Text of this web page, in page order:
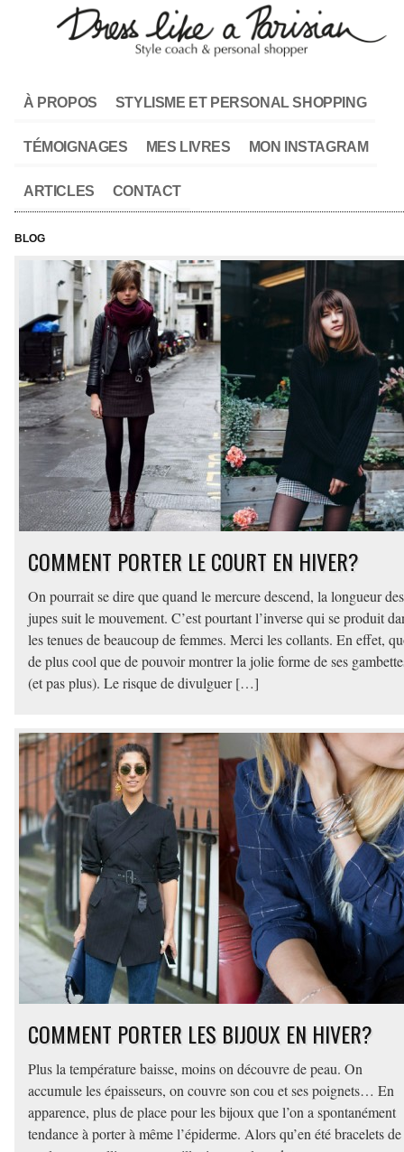
À PROPOS STYLISME ET PERSONAL SHOPPING
TÉMOIGNAGES MES LIVRES MON INSTAGRAM
ARTICLES CONTACT
BLOG
COMMENT PORTER LE COURT EN HIVER?
On pourrait se dire que quand le mercure descend, la longueur des
jupes suit le mouvement. C’est pourtant l’inverse qui se produit
les tenues de beaucoup de femmes. Merci les collants. En effet,
de plus cool que de pouvoir montrer la jolie forme de ses
(et pas plus). Le risque de divulguer […]
COMMENT PORTER LES BIJOUX EN HIVER?
Plus la température baisse, moins on découvre de peau. On
accumule les épaisseurs, on couvre son cou et ses poignets… En
apparence, plus de place pour les bijoux que l’on a spontanément
tendance à porter à même l’épiderme. Alors qu’en été bracelets de